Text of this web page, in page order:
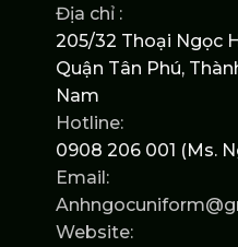
Địa chỉ :
205/32 Thoại Ngọc
Quận Tân Phú,
Nam
Hotline:
0908 206 001 (Ms.
Email:
Website: